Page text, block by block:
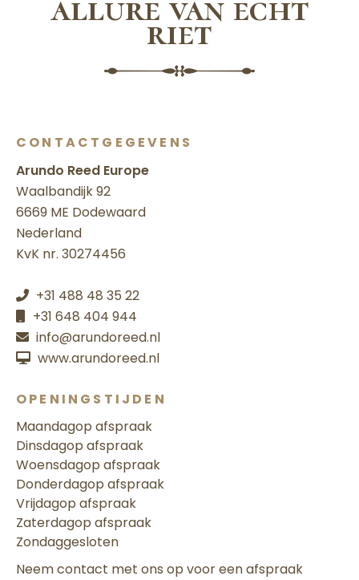
riet
CONTACTGEGEVENS
Arundo Reed Europe
Waalbandijk 92
6669 ME Dodewaard
Nederland
KvK nr. 30274456
+31 488 48 35 22
+31 648 404 944
info@arundoreed.nl
www.arundoreed.nl
OPENINGSTIJDEN
Maandagop afspraak
Dinsdagop afspraak
Woensdagop afspraak
Donderdagop afspraak
Vrijdagop afspraak
Zaterdagop afspraak
Zondaggesloten
Neem contact met ons op voor een afspraak